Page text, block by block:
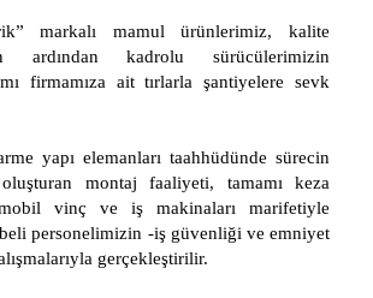
markalı mamul ürünlerimiz, kalite
ardından kadrolu sürücülerimizin
firmamıza ait tırlarla şantiyelere sevk
yapı elemanları taahhüdünde sürecin
oluşturan montaj faaliyeti, tamamı keza
vinç ve iş makinaları marifetiyle
personelimizin -iş güvenliği ve emniyet
gerçekleştirilir.